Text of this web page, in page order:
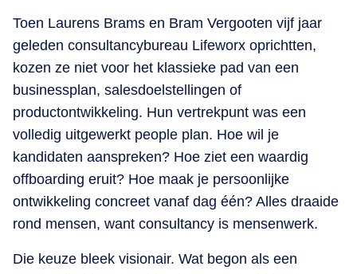
Toen Laurens Brams en Bram Vergooten vijf jaar
geleden consultancybureau Lifeworx oprichtten,
kozen ze niet voor het klassieke pad van een
businessplan, salesdoelstellingen of
productontwikkeling. Hun vertrekpunt was een
volledig uitgewerkt people plan. Hoe wil je
kandidaten aanspreken? Hoe ziet een waardig
offboarding eruit? Hoe maak je persoonlijke
ontwikkeling concreet vanaf dag één? Alles draaide
rond mensen, want consultancy is mensenwerk.
Die keuze bleek visionair. Wat begon als een